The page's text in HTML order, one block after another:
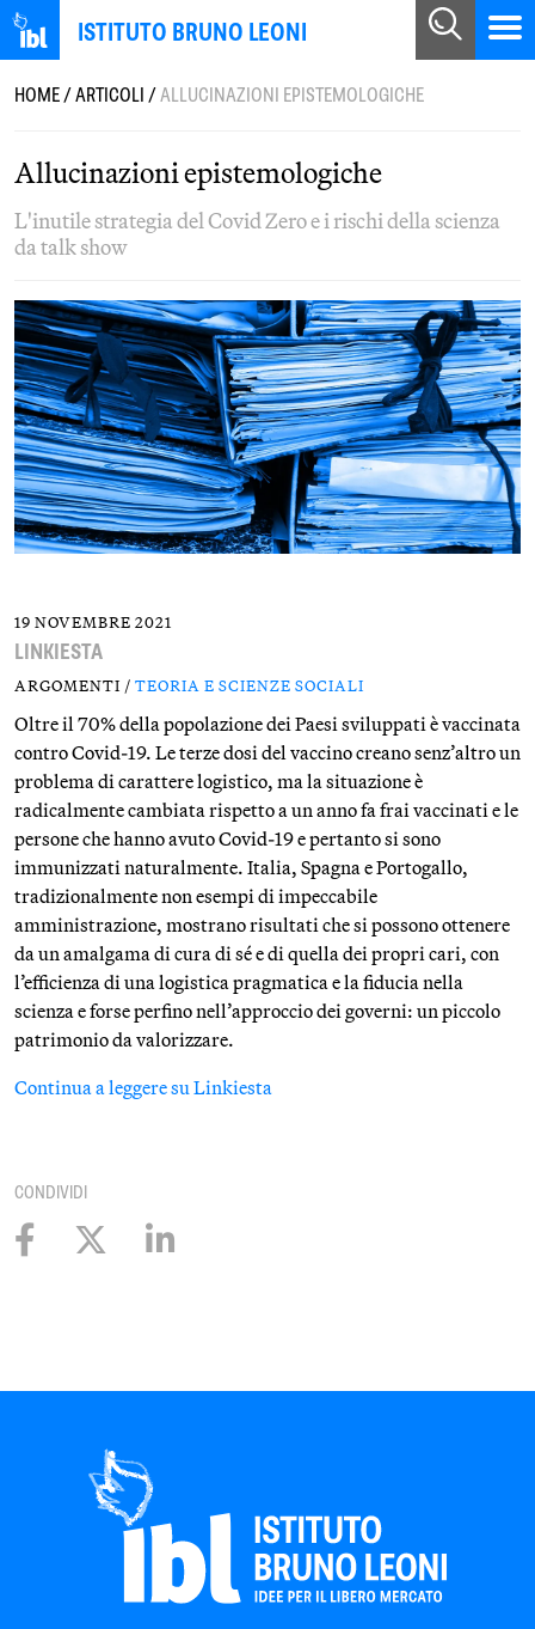
ISTITUTO BRUNO LEONI
HOME/ARTICOLI/ALLUCINAZIONI EPISTEMOLOGICHE
Allucinazioni epistemologiche
L'inutile strategia del Covid Zero e i rischi della scienza
da talk show
19 NOVEMBRE 2021
LINKIESTA
ARGOMENTI / TEORIA E SCIENZE SOCIALI
Oltre il 70% della popolazione dei Paesi sviluppati è vaccinata
contro Covid-19. Le terze dosi del vaccino creano senz’altro un
problema di carattere logistico, ma la situazione è
radicalmente cambiata rispetto a un anno fa frai vaccinati e le
persone che hanno avuto Covid-19 e pertanto si sono
immunizzati naturalmente. Italia, Spagna e Portogallo,
tradizionalmente non esempi di impeccabile
amministrazione, mostrano risultati che si possono ottenere
da un amalgama di cura di sé e di quella dei propri cari, con
l’efficienza di una logistica pragmatica e la fiducia nella
scienza e forse perfino nell’approccio dei governi: un piccolo
patrimonio da valorizzare.
Continua a leggere su Linkiesta
CONDIVIDI